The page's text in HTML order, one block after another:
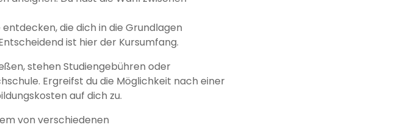
die dich in die Grundlagen
ist hier der Kursumfang.
stehen Studiengebühren oder
Ergreifst du die Möglichkeit nach einer
auf dich zu.
von verschiedenen